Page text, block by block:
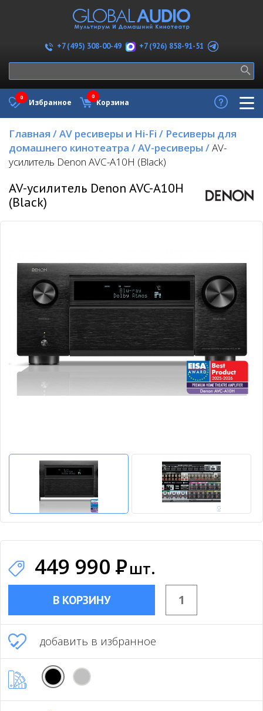
+7 (495) 308-00-49 +7 (926) 858-91-51
Избранное
0
Корзина
0
Главная /AV ресиверы и Hi-Fi / Ресиверы для
домашнего кинотеатра /AV-ресиверы /AV-
усилитель Denon AVC-A10H (Black)
AV-усилитель Denon AVC-A10H
(Black)
449 990 Ршт.
В КОРЗИНУ
добавить в избранное